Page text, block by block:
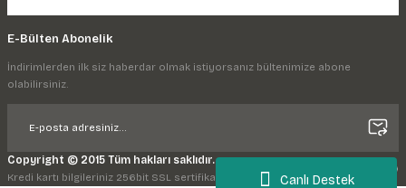
Canlı Destek
E-Bülten Abonelik
İndirimlerden ilk siz haberdar olmak istiyorsanız bültenimize abone
olabilirsiniz.
Copyright © 2015 Tüm hakları saklıdır.
Kredi kartı bilgileriniz 256bit SSL sertifikası ile korunmaktadır.